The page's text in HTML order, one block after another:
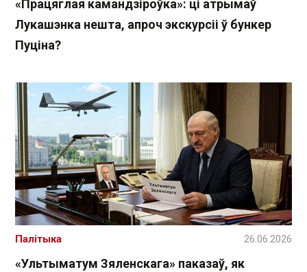
«Працяглая камандзіроўка»: ці атрымаў
Лукашэнка нешта, апроч экскурсіі ў бункер
Пуціна?
«Ультыматум Зяленскага» паказаў, як
Палітыка 26.06.2026